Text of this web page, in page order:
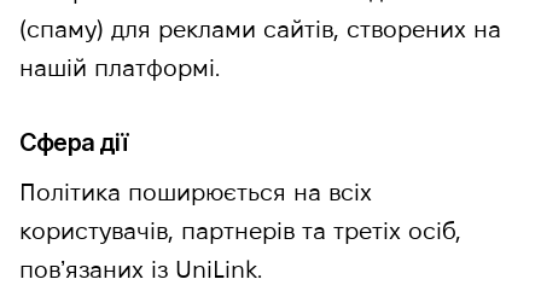
(спаму) для реклами сайтів, створених на
нашій платформі.
Сфера дії
Політика поширюється на всіх
користувачів, партнерів та третіх осіб,
повʼязаних із UniLink.